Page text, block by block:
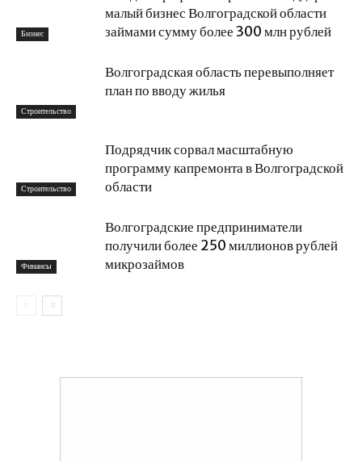
Бизнес
малый бизнес Волгоградской области
займами сумму более 300 млн рублей
Строительство
Волгоградская область перевыполняет
план по вводу жилья
Строительство
Подрядчик сорвал масштабную
программу капремонта в Волгоградской
области
Финансы
Волгоградские предприниматели
получили более 250 миллионов рублей
микрозаймов